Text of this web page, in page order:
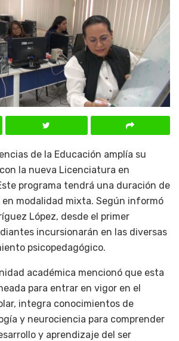
de la Educación amplía su
la nueva Licenciatura en
programa tendrá una duración de
en modalidad mixta. Según informó
López, desde el primer
incursionarán en las diversas
psicopedagógico.
académica mencionó que esta
para entrar en vigor en el
integra conocimientos de
y neurociencia para comprender
y aprendizaje del ser